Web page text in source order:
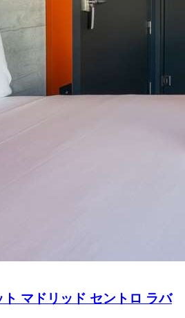
マドリッド セントロ ラバ